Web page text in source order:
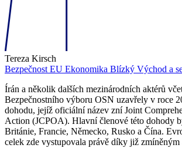
Tereza Kirsch
BezpečnostEU Ekonomika Blízký Východ a
Írán a několik dalších mezinárodních aktérů
Bezpečnostního výboru OSN uzavřely v roce
dohodu, jejíž oficiální název zní Joint
Action (JCPOA). Hlavní členové této dohody
Británie, Francie, Německo, Rusko a Čína.
celek zde vystupovala právě díky již zmíněným